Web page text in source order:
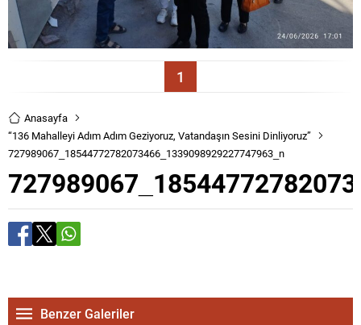
1
Anasayfa
“136 Mahalleyi Adım Adım Geziyoruz, Vatandaşın Sesini Dinliyoruz”
727989067_18544772782073466_1339098929227747963_n
Benzer Galeriler